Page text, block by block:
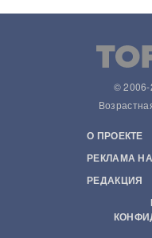
© 2006-
О ПРОЕКТЕ
РЕКЛАМА
РЕДАКЦИЯ